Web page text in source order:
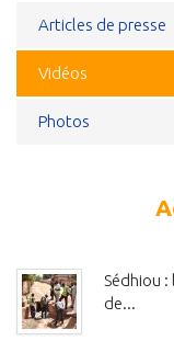
Articles de presse
Vidéos
Photos
Sédhiou :
de...